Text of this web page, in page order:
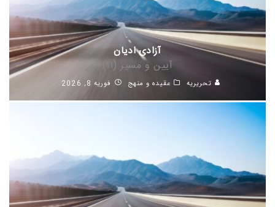
آزادی ادیان
آیین و مسیر (۱۱)
تحریریه عقیده و منهج فوریه 8, 2026